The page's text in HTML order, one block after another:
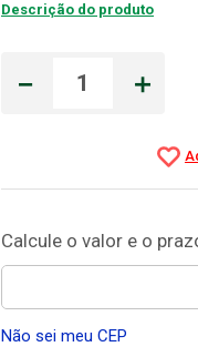
Descrição do produto
＋
－
Não sei meu CEP